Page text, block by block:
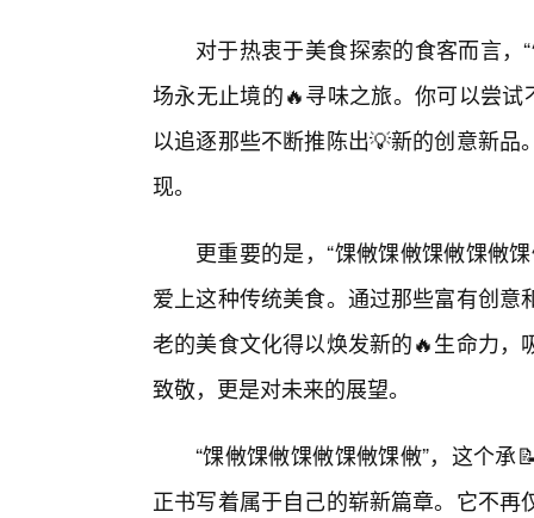
对于热衷于美食探索的食客而言，
场永无止境的🔥寻味之旅。你可以尝
以追逐那些不断推陈出💡新的创意新
现。
更重要的是，“馃敒馃敒馃敒馃敒
爱上这种传统美食。通过那些富有创
老的美食文化得以焕发新的🔥生命力
致敬，更是对未来的展望。
“馃敒馃敒馃敒馃敒馃敒”，这个
正书写着属于自己的崭新篇章。它不